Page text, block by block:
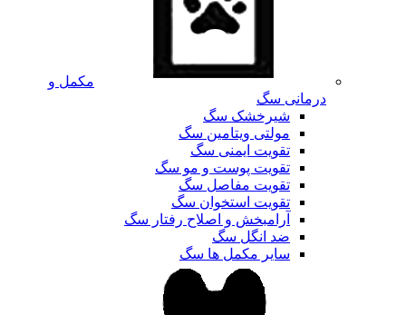
مکمل و
درمانی سگ
شیرخشک سگ
مولتی ویتامین سگ
تقویت ایمنی سگ
تقویت پوست و مو سگ
تقویت مفاصل سگ
تقویت استخوان سگ
آرامبخش و اصلاح رفتار سگ
ضد انگل سگ
سایر مکمل ها سگ